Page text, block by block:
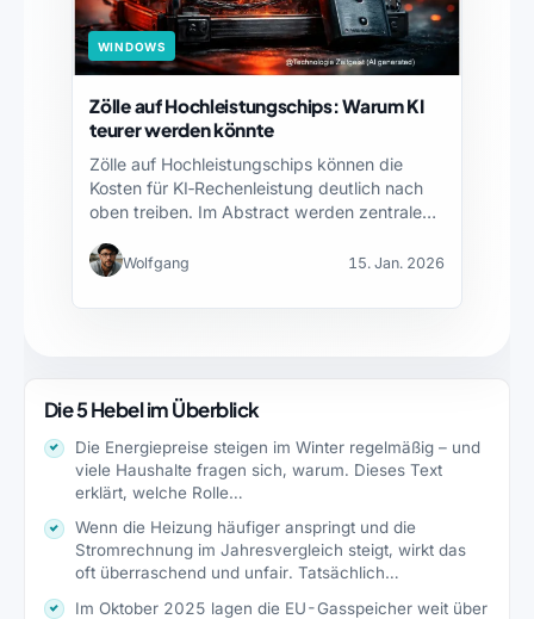
WINDOWS
Zölle auf Hochleistungschips: Warum KI
teurer werden könnte
Zölle auf Hochleistungschips können die
Kosten für KI‑Rechenleistung deutlich nach
oben treiben. Im Abstract werden zentrale…
Wolfgang 15. Jan. 2026
Die 5 Hebel im Überblick
Die Energiepreise steigen im Winter regelmäßig – und
viele Haushalte fragen sich, warum. Dieses Text
erklärt, welche Rolle…
Wenn die Heizung häufiger anspringt und die
Stromrechnung im Jahresvergleich steigt, wirkt das
oft überraschend und unfair. Tatsächlich…
Im Oktober 2025 lagen die EU-Gasspeicher weit über